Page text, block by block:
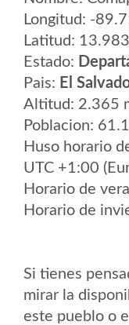
Longitud: -
Latitud:
Estado:
Pais: El
Altitud: 2.365
Poblacion:
Huso horario
UTC +1:00
Horario de
Horario de
Si tienes
mirar la
este pueblo o